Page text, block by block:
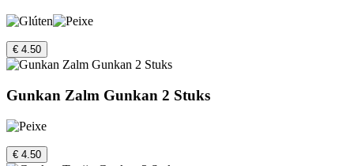
€ 4.50
Gunkan Zalm Gunkan 2 Stuks
€ 4.50